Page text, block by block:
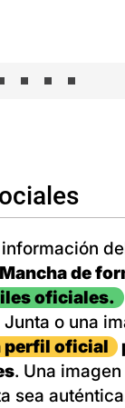
de
oficiales.
o una
perfil oficial
. Una
sea